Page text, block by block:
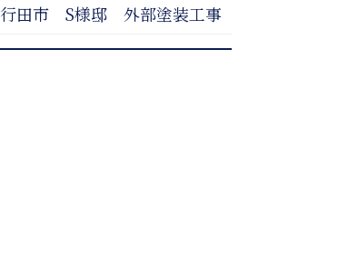
行田市 S様邸 外部塗装工事